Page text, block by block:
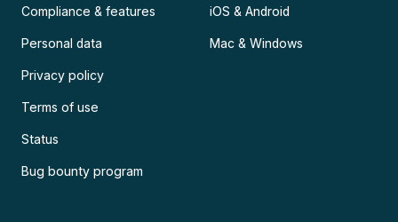
Compliance & features
Personal data
Privacy policy
Terms of use
Status
Bug bounty program
iOS & Android
Mac & Windows